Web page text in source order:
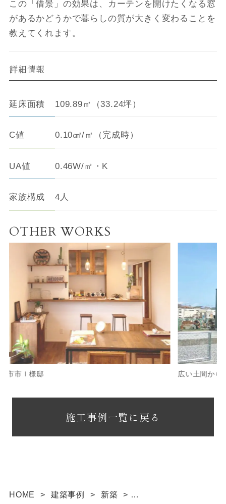
この「借景」の効果は、カーテンを開けたくなる窓
があるかどうかで暮らしの質が大きく変わることを
教えてくれます。
詳細情報
延床面積 109.89㎡（33.24坪）
C値 0.10㎠/㎡（完成時）
UA値 0.46W/㎡・K
家族構成 4人
OTHER WORKS
Ｉ様邸 広い土間からリビ
施工事例一覧に戻る
HOME > 建築事例 > 新築
>